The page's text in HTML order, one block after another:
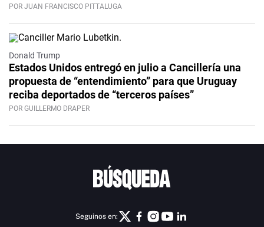
POR JUAN FRANCISCO PITTALUGA
Donald Trump
Estados Unidos entregó en julio a Cancillería una
propuesta de “entendimiento” para que Uruguay
reciba deportados de “terceros países”
POR GUILLERMO DRAPER
Seguinos en: